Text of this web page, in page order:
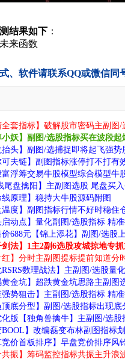
结果如下 ：
来函数
、软件请联系QQ或微信同
套指标】破解股市密码主副图/
妖】副图/选股指标买在波段起
头】副图/选捕捉即将起飞强
原理】稳持大牛股源码附图
法】1主2副6选股攻城掠地专
】分时主副图提标提前知道分
金坑】超跌黄金坑思路主副图
价首板排序】早盘竞价排序风